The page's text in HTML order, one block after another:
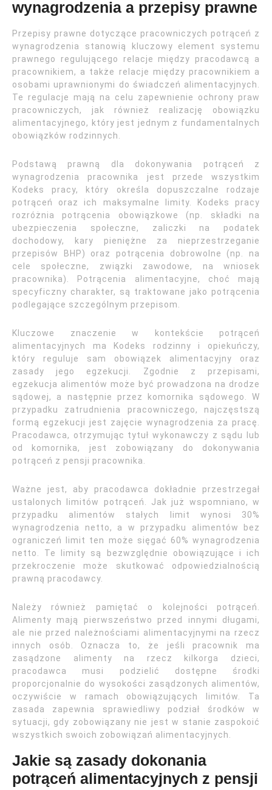
wynagrodzenia a przepisy prawne
Przepisy prawne dotyczące pracowniczych potrąceń z
wynagrodzenia stanowią kluczowy element systemu
prawnego regulującego relacje między pracodawcą a
pracownikiem, a także relacje między pracownikiem a
osobami uprawnionymi do świadczeń alimentacyjnych.
Te regulacje mają na celu zapewnienie ochrony praw
pracowniczych, jak również realizację obowiązku
alimentacyjnego, który jest jednym z fundamentalnych
obowiązków rodzinnych.
Podstawą prawną dla dokonywania potrąceń z
wynagrodzenia pracownika jest przede wszystkim
Kodeks pracy, który określa dopuszczalne rodzaje
potrąceń oraz ich maksymalne limity. Kodeks pracy
rozróżnia potrącenia obowiązkowe (np. składki na
ubezpieczenia społeczne, zaliczki na podatek
dochodowy, kary pieniężne za nieprzestrzeganie
przepisów BHP) oraz potrącenia dobrowolne (np. na
cele społeczne, związki zawodowe, na wniosek
pracownika). Potrącenia alimentacyjne, choć mają
specyficzny charakter, są traktowane jako potrącenia
podlegające szczególnym przepisom.
Kluczowe znaczenie w kontekście potrąceń
alimentacyjnych ma Kodeks rodzinny i opiekuńczy,
który reguluje sam obowiązek alimentacyjny oraz
zasady jego egzekucji. Zgodnie z przepisami,
egzekucja alimentów może być prowadzona na drodze
sądowej, a następnie przez komornika sądowego. W
przypadku zatrudnienia pracowniczego, najczęstszą
formą egzekucji jest zajęcie wynagrodzenia za pracę.
Pracodawca, otrzymując tytuł wykonawczy z sądu lub
od komornika, jest zobowiązany do dokonywania
potrąceń z pensji pracownika.
Ważne jest, aby pracodawca dokładnie przestrzegał
ustalonych limitów potrąceń. Jak już wspomniano, w
przypadku alimentów stałych limit wynosi 30%
wynagrodzenia netto, a w przypadku alimentów bez
ograniczeń limit ten może sięgać 60% wynagrodzenia
netto. Te limity są bezwzględnie obowiązujące i ich
przekroczenie może skutkować odpowiedzialnością
prawną pracodawcy.
Należy również pamiętać o kolejności potrąceń.
Alimenty mają pierwszeństwo przed innymi długami,
ale nie przed należnościami alimentacyjnymi na rzecz
innych osób. Oznacza to, że jeśli pracownik ma
zasądzone alimenty na rzecz kilkorga dzieci,
pracodawca musi podzielić dostępne środki
proporcjonalnie do wysokości zasądzonych alimentów,
oczywiście w ramach obowiązujących limitów. Ta
zasada zapewnia sprawiedliwy podział środków w
sytuacji, gdy zobowiązany nie jest w stanie zaspokoić
wszystkich swoich zobowiązań alimentacyjnych.
Jakie są zasady dokonania
potrąceń alimentacyjnych z pensji